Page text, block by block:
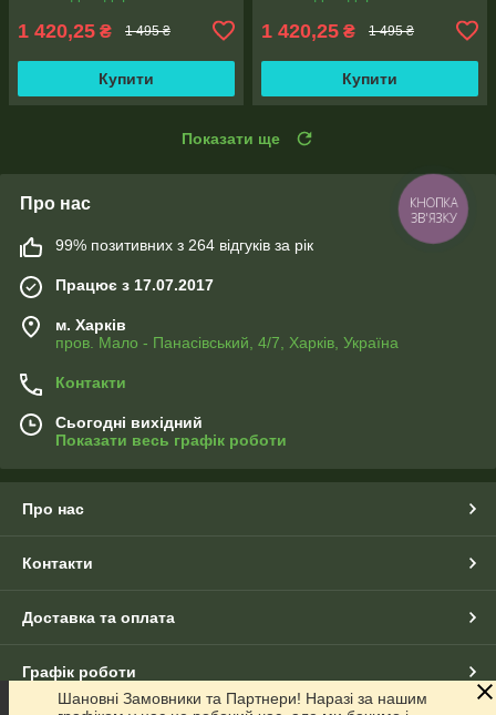
1 420,25 ₴ 1 495 ₴
Купити
1 420,25 ₴ 1 495 ₴
Купити
Показати ще
Про нас
99% позитивних з 264 відгуків за рік
Працює з 17.07.2017
м. Харків
пров. Мало - Панасівський, 4/7, Харків, Україна
Контакти
Сьогодні вихідний
Показати весь графік роботи
Про нас
Контакти
Доставка та оплата
Графік роботи
Шановні Замовники та Партнери! Наразі за нашим
КНОПКА
ЗВ'ЯЗКУ